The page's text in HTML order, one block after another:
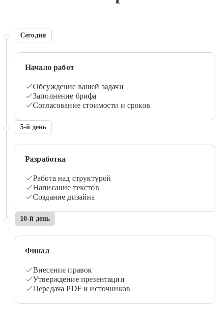
Сегодня
Начало работ
Обсуждение вашей задачи
Заполнение брифа
Согласование стоимости и сроков
5-й день
Разработка
Работа над структурой
Написание текстов
Создание дизайна
10-й день
Финал
Внесение правок
Утверждение презентации
Передача PDF и источников